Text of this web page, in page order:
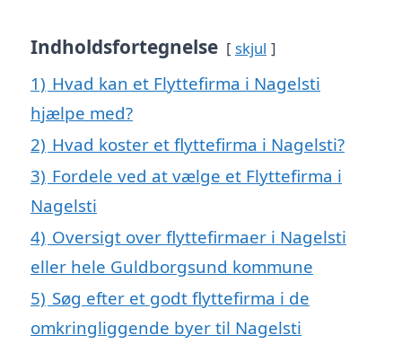
Indholdsfortegnelse skjul
1) Hvad kan et Flyttefirma i Nagelsti
hjælpe med?
2) Hvad koster et flyttefirma i Nagelsti?
3) Fordele ved at vælge et Flyttefirma i
Nagelsti
4) Oversigt over flyttefirmaer i Nagelsti
eller hele Guldborgsund kommune
5) Søg efter et godt flyttefirma i de
omkringliggende byer til Nagelsti